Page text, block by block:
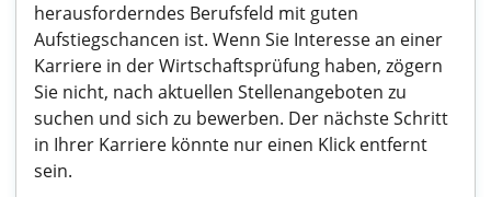
herausforderndes Berufsfeld mit guten
Aufstiegschancen ist. Wenn Sie Interesse an einer
Karriere in der Wirtschaftsprüfung haben, zögern
Sie nicht, nach aktuellen Stellenangeboten zu
suchen und sich zu bewerben. Der nächste Schritt
in Ihrer Karriere könnte nur einen Klick entfernt
sein.